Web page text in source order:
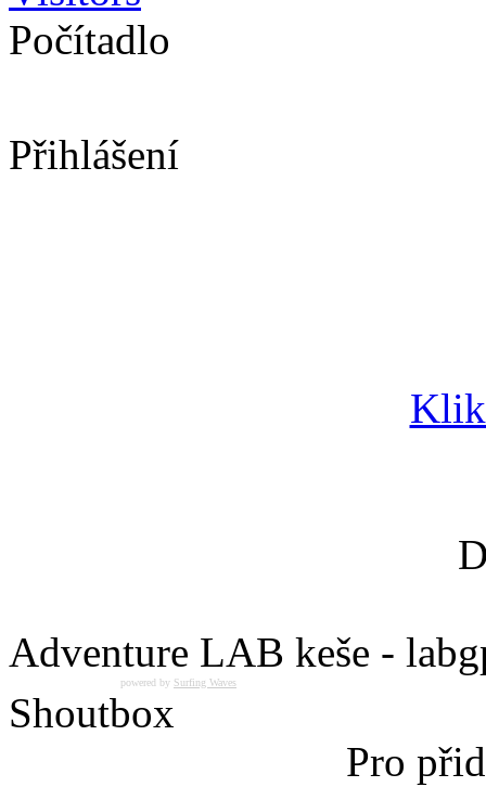
Počítadlo
Přihlášení
Adventure LAB keše -
powered by Surfing Waves
Shoutbox
Pro